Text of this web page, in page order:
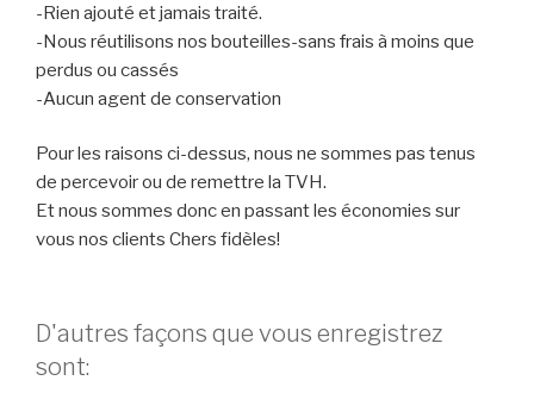
-Rien ajouté et jamais traité.
-Nous réutilisons nos bouteilles-sans frais à moins que
perdus ou cassés
-Aucun agent de conservation
Pour les raisons ci-dessus, nous ne sommes pas tenus
de percevoir ou de remettre la TVH.
Et nous sommes donc en passant les économies sur
vous nos clients Chers fidèles!
D'autres façons que vous enregistrez
sont: